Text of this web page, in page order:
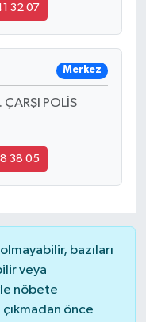
32 07
Merkez
POLİS
38 05
bazıları
veya
nöbete
önce